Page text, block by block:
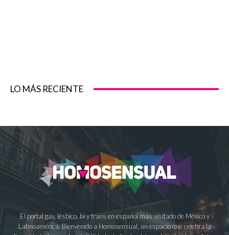
LO MÁS RECIENTE
El portal gay, lésbico, bi y trans en español más visitado de México y
Latinoamérica. Bienvenido a Homosensual, un espacio que celebra la